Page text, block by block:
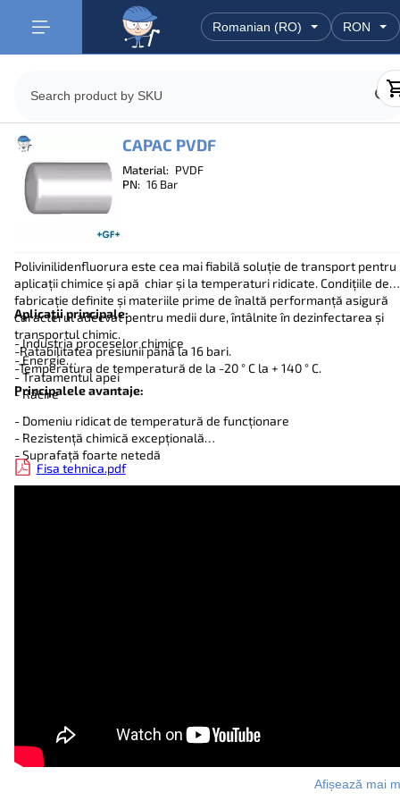
CAPAC PVDF
Material: PVDF
PN: 16 Bar
Polivinilidenfluorura este cea mai fiabilă soluție de transport pentru
aplicații chimice și apă chiar și la temperaturi ridicate. Condițiile de
fabricație definite și materiile prime de înaltă performanță asigură
caracterul adecvat pentru medii dure, întâlnite în dezinfectarea și
transportul chimic.
-Ratabilitatea presiunii până la 16 bari.
-Temperatura de temperatură de la -20 ° C la + 140 ° C.
Aplicații principale:
- Industria proceselor chimice
- Energie
- Tratamentul apei
- Răcire
Principalele avantaje:
- Domeniu ridicat de temperatură de funcționare
- Rezistență chimică excepțională
- Suprafață foarte netedă
Fisa tehnica.pdf
Afișează mai